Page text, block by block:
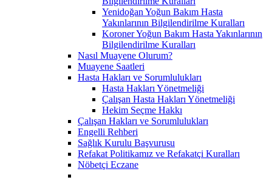
Yenidoğan Yoğun Bakım Hasta
Yakınlarının Bilgilendirilme Kuralları
Koroner Yoğun Bakım Hasta Yakınlarının
Bilgilendirilme Kuralları
Nasıl Muayene Olurum?
Muayene Saatleri
Hasta Hakları ve Sorumlulukları
Hasta Hakları Yönetmeliği
Çalışan Hasta Hakları Yönetmeliği
Hekim Seçme Hakkı
Çalışan Hakları ve Sorumlulukları
Engelli Rehberi
Sağlık Kurulu Başvurusu
Refakat Politikamız ve Refakatçi Kuralları
Nöbetçi Eczane